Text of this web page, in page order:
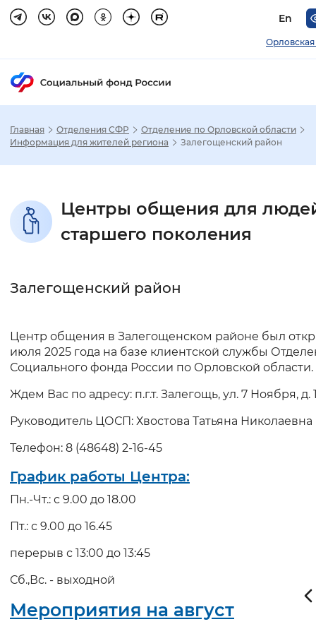
En
Орловская
Размер шрифта
Стандартный Увеличенный
Интервал между буквами
Нормальный Увеличенный
Включены
Главная Отделения СФР
Отделение по Орловской области
Информация для жителей региона
Залегощенский район
Центры общения для
старшего поколения
Залегощенский район
Центр общения в Залегощенском районе был
июля 2025 года на базе клиентской службы
Социального фонда России по Орловской области.
Ждем Вас по адресу: п.г.т. Залегощь, ул. 7 Ноября, д.
Руководитель ЦОСП: Хвостова Татьяна Николаевна
Телефон: 8 (48648) 2-16-45
График работы Центра:
Пн.-Чт.: с 9.00 до 18.00
Пт.: с 9.00 до 16.45
перерыв с 13:00 до 13:45
Сб.,Вс. - выходной
Мероприятия на август